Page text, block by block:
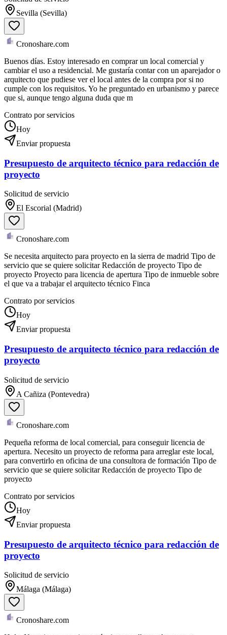
Sevilla (Sevilla)
Cronoshare.com
Buenos días. Estoy interesado en comprar un local comercial y
cambiar el uso a residencial. Me gustaría contar con un aparejador o
arquitecto que pudiese ver el local antes de la compra por si no
cumple con los requisitos. Yo he preguntado en urbanismo y parece
que si, aunque tengo alguna duda que m
Contrato por servicios
Hoy
Enviar propuesta
Presupuesto de arquitecto técnico para redacción de
proyecto
Solicitud de servicio
El Escorial (Madrid)
Cronoshare.com
Se necesita arquitecto para proyecto en la sierra de madrid Tipo de
servicio que se quiere solicitar Redacción de proyecto Tipo de
proyecto Proyecto para licencia de apertura Tipo de inmueble sobre
el que va a trabajar el arquitecto técnico Finca
Contrato por servicios
Hoy
Enviar propuesta
Presupuesto de arquitecto técnico para redacción de
proyecto
Solicitud de servicio
A Cañiza (Pontevedra)
Cronoshare.com
Pequeña reforma de local comercial, para conseguir licencia de
apertura. Necesito un proyecto de reforma para arreglar este local,
para convertirlo en oficina de una consultora de formación Tipo de
servicio que se quiere solicitar Redacción de proyecto Tipo de
proyecto
Contrato por servicios
Hoy
Enviar propuesta
Presupuesto de arquitecto técnico para redacción de
proyecto
Solicitud de servicio
Málaga (Málaga)
Cronoshare.com